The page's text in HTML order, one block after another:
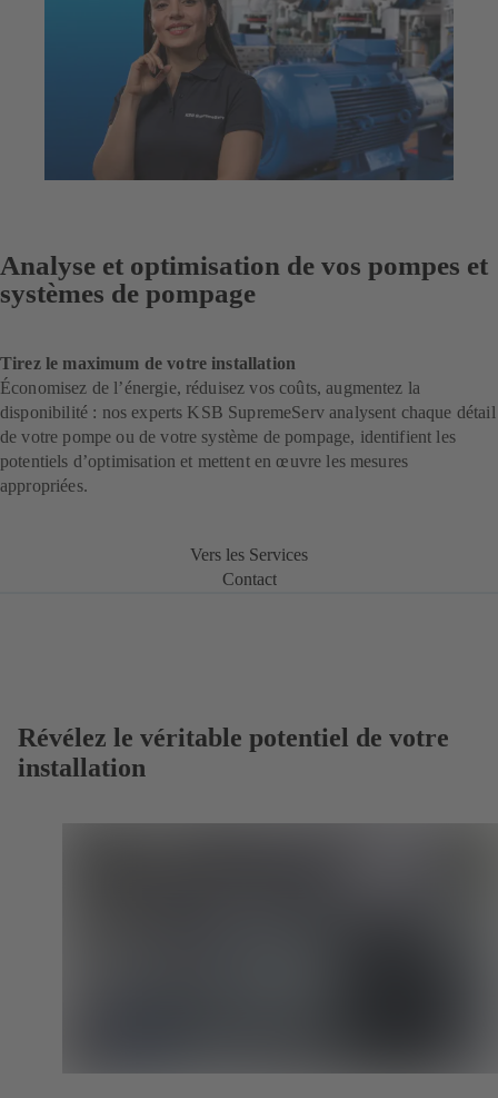
Analyse et optimisation de vos pompes et
systèmes de pompage
Tirez le maximum de votre installation
Économisez de l’énergie, réduisez vos coûts, augmentez la
disponibilité : nos experts KSB SupremeServ analysent chaque détail
de votre pompe ou de votre système de pompage, identifient les
potentiels d’optimisation et mettent en œuvre les mesures
appropriées.
Vers les Services
Contact
Révélez le véritable potentiel de votre
installation